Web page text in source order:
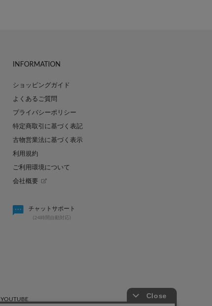
パルのキュン祭り開催決定！！
2026.08.07
INFORMATION
ショッピングガイド
よくあるご質問
プライバシーポリシー
特定商取引に基づく表記
古物営業法に基づく表示
利用規約
ご利用環境について
会社概要
チャットサポート
(24時間自動対応)
YOUTUBE